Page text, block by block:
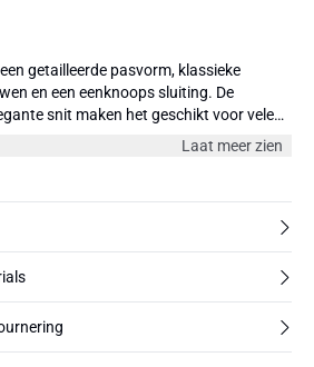
getailleerde pasvorm, klassieke
en een eenknoops sluiting. De
snit maken het geschikt voor vele
Laat meer zien